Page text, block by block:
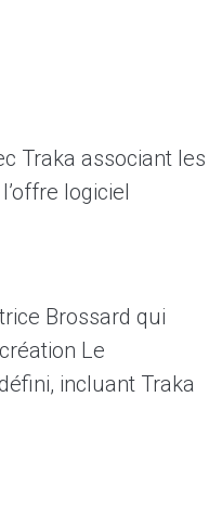
Traka associant les
logiciel
Brossard qui
Le
incluant Traka